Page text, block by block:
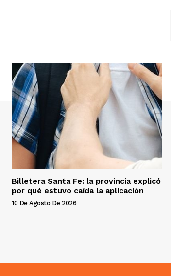
Billetera Santa Fe: la provincia explicó
por qué estuvo caída la aplicación
10 De Agosto De 2026